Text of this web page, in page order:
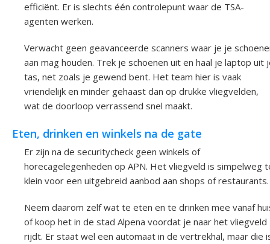
efficiënt. Er is slechts één controlepunt waar de TSA-
agenten werken.
Verwacht geen geavanceerde scanners waar je je
aan mag houden. Trek je schoenen uit en haal je laptop uit
tas, net zoals je gewend bent. Het team hier is vaak
vriendelijk en minder gehaast dan op drukke vliegvelden,
wat de doorloop verrassend snel maakt.
Eten, drinken en winkels na de gate
Er zijn na de securitycheck geen winkels of
horecagelegenheden op APN. Het vliegveld is simpelweg
klein voor een uitgebreid aanbod aan shops of restaurants.
Neem daarom zelf wat te eten en te drinken mee vanaf
of koop het in de stad Alpena voordat je naar het vliegveld
rijdt. Er staat wel een automaat in de vertrekhal, maar die